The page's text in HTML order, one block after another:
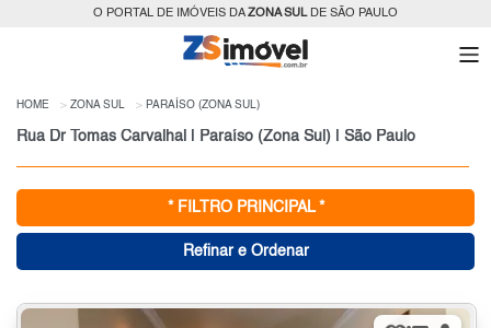
O PORTAL DE IMÓVEIS DAZONA SULDE SÃO PAULO
HOME ZONA SUL PARAÍSO (ZONA SUL)
Rua Dr Tomas Carvalhal | Paraíso (Zona Sul) | São Paulo
* FILTRO PRINCIPAL *
Refinar e Ordenar